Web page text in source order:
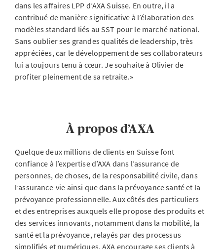
dans les affaires LPP d’AXA Suisse. En outre, il a
contribué de manière significative à l’élaboration des
modèles standard liés au SST pour le marché national.
Sans oublier ses grandes qualités de leadership, très
appréciées, car le développement de ses collaborateurs
lui a toujours tenu à cœur. Je souhaite à Olivier de
profiter pleinement de sa retraite.»
À propos d’AXA
Quelque deux millions de clients en Suisse font
confiance à l’expertise d’AXA dans l’assurance de
personnes, de choses, de la responsabilité civile, dans
l’assurance-vie ainsi que dans la prévoyance santé et la
prévoyance professionnelle. Aux côtés des particuliers
et des entreprises auxquels elle propose des produits et
des services innovants, notamment dans la mobilité, la
santé et la prévoyance, relayés par des processus
simplifiés et numériques, AXA encourage ses clients à